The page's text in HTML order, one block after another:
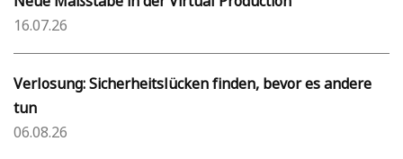
16.07.26
Verlosung: Sicherheitslücken finden, bevor es andere
tun
06.08.26